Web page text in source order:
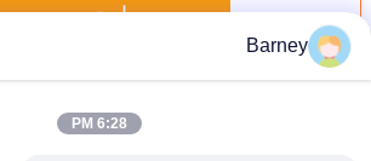
استمر
أكثرمجفف سير متحرك
Barney
6:28 PM